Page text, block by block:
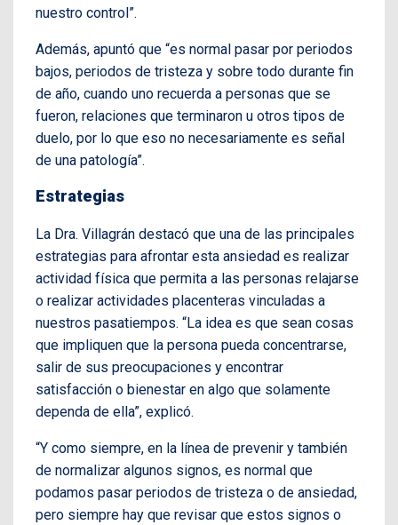
nuestro control”.
Además, apuntó que “es normal pasar por periodos
bajos, periodos de tristeza y sobre todo durante fin
de año, cuando uno recuerda a personas que se
fueron, relaciones que terminaron u otros tipos de
duelo, por lo que eso no necesariamente es señal
de una patología”.
Estrategias
La Dra. Villagrán destacó que una de las principales
estrategias para afrontar esta ansiedad es realizar
actividad física que permita a las personas relajarse
o realizar actividades placenteras vinculadas a
nuestros pasatiempos. “La idea es que sean cosas
que impliquen que la persona pueda concentrarse,
salir de sus preocupaciones y encontrar
satisfacción o bienestar en algo que solamente
dependa de ella”, explicó.
“Y como siempre, en la línea de prevenir y también
de normalizar algunos signos, es normal que
podamos pasar periodos de tristeza o de ansiedad,
pero siempre hay que revisar que estos signos o